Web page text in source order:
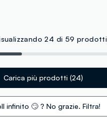
24 di 59 prodotti
Carica più prodotti (24)
infinito 🙄 ? No grazie. Filtra!